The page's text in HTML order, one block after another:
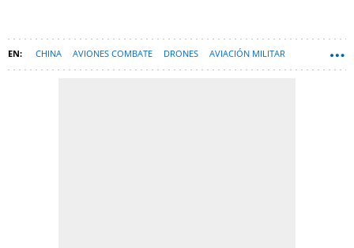
CHINA AVIONES COMBATE DRONES AVIACIÓN MILITAR